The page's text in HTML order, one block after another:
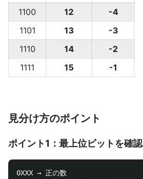
1100 12
-4
1101
13
-3
1110
14
-2
1111
15 -1
見分け方のポイント
ポイント1：最上位ビットを確認
0XXX → 正の数